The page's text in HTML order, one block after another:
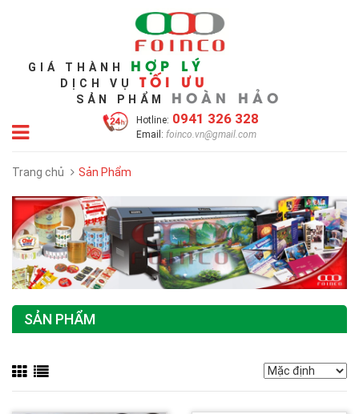
GIÁ THÀNH HỢP LÝ
DỊCH VỤ TỐI ƯU
SẢN PHẨM HOÀN HẢO
Hotline: 0941 326 328
Email: foinco.vn@gmail.com
Trang chủ Sản Phẩm
SẢN PHẨM